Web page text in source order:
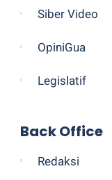
Siber Video
OpiniGua
Legislatif
Back Office
Redaksi